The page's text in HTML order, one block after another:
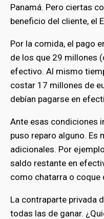
Panamá. Pero ciertas
beneficio del cliente, el
Por la comida, el pago
de los que 29 millones
efectivo. Al mismo
costar 17 millones de
debían pagarse en
Ante esas condiciones
puso reparo alguno. Es
adicionales. Por
saldo restante en
como chatarra o coque
La contraparte privada
todas las de ganar.